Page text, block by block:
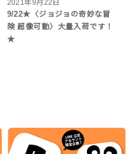
2021年9月22日
9/22★〈ジョジョの奇妙な冒
険 超像可動〉大量入荷です！
★